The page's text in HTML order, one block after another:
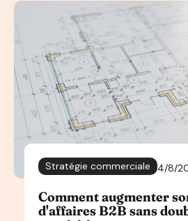
Stratégie commerciale 4/8/
Comment augmenter
d'affaires B2B sans